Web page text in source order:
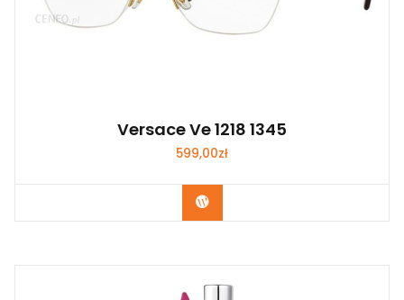
Versace Ve 1218 1345
599,00zł
Zobacz